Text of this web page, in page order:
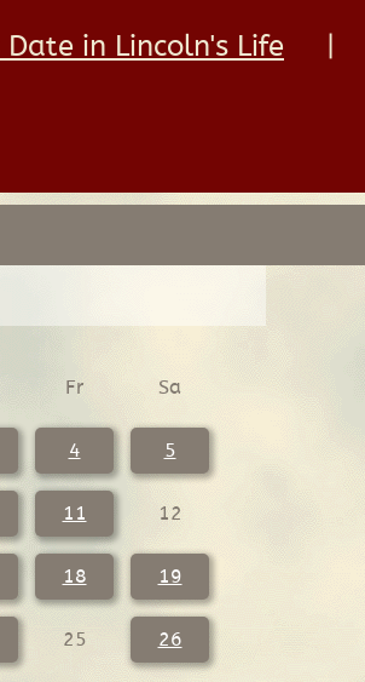
Date in Lincoln's Life
Fr Sa
4 5
11 12
18 19
25 26